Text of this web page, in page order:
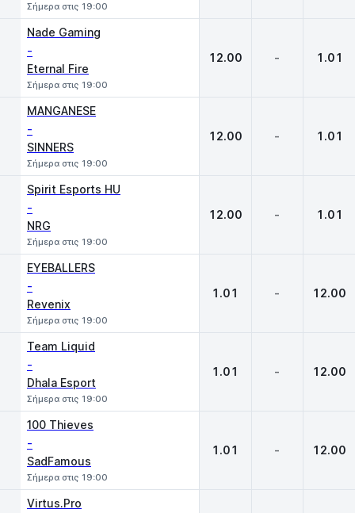
Σήμερα στις 19:00
Nade Gaming
-
Eternal Fire
Σήμερα στις 19:00
12.00 - 1.01
MANGANESE
-
SINNERS
Σήμερα στις 19:00
12.00 - 1.01
Spirit Esports HU
-
NRG
Σήμερα στις 19:00
12.00 - 1.01
EYEBALLERS
-
Revenix
Σήμερα στις 19:00
1.01 - 12.00
Team Liquid
-
Dhala Esport
Σήμερα στις 19:00
1.01 - 12.00
100 Thieves
-
SadFamous
Σήμερα στις 19:00
1.01 - 12.00
Virtus.Pro